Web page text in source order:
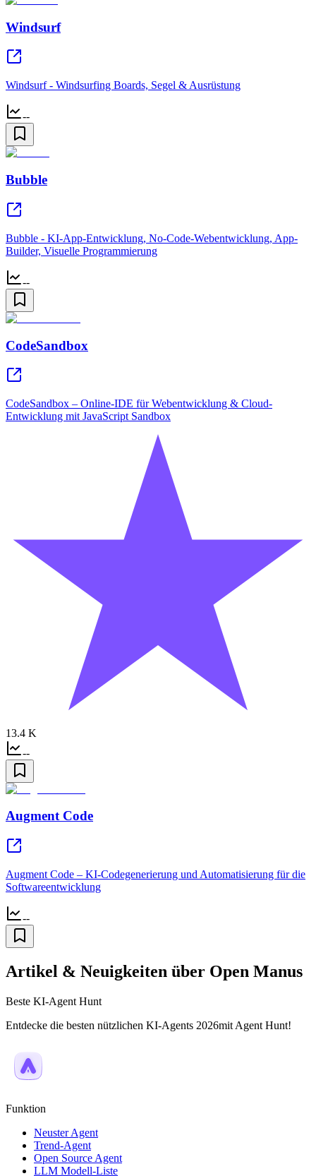
Windsurf
Windsurf - Windsurfing Boards, Segel & Ausrüstung
--
Bubble
Bubble - KI-App-Entwicklung, No-Code-Webentwicklung, App-
Builder, Visuelle Programmierung
--
CodeSandbox
CodeSandbox – Online-IDE für Webentwicklung & Cloud-
Entwicklung mit JavaScript Sandbox
13.4 K
--
Augment Code
Augment Code – KI-Codegenerierung und Automatisierung für die
Softwareentwicklung
--
Artikel & Neuigkeiten über Open Manus
Beste KI-Agent Hunt
Entdecke die besten nützlichen KI-Agents 2026mit Agent Hunt!
Funktion
Neuster Agent
Trend-Agent
Open Source Agent
LLM Modell-Liste